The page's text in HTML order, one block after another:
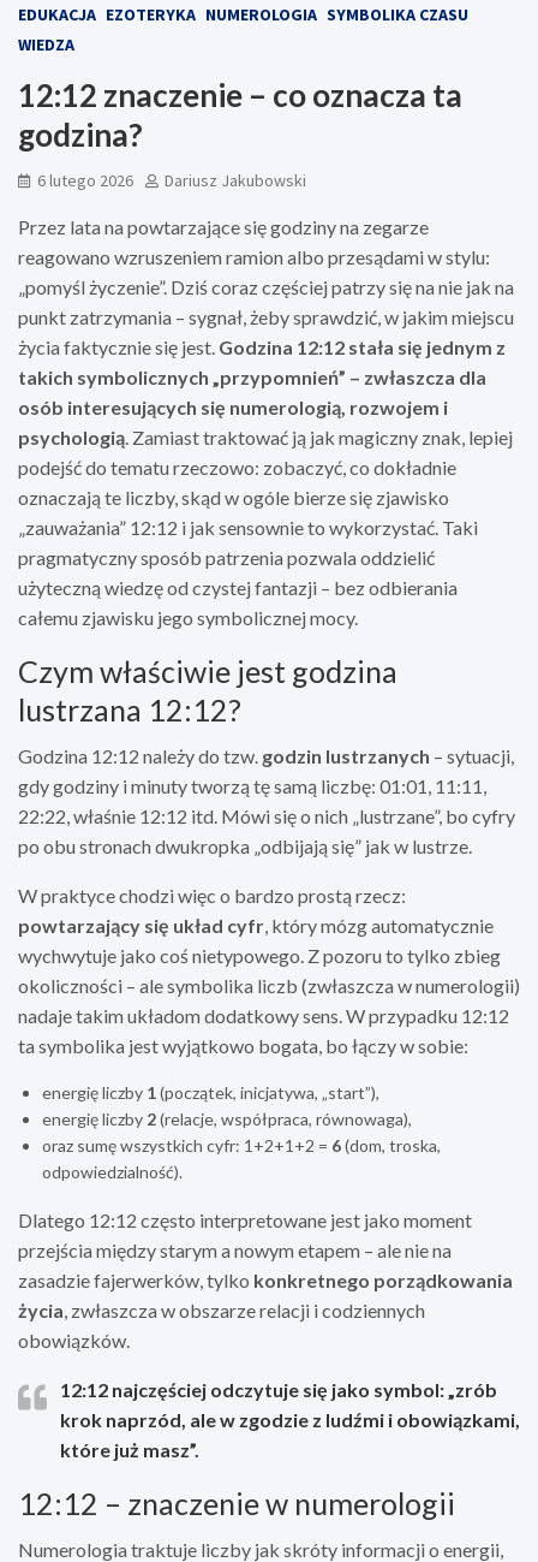
EDUKACJA EZOTERYKA NUMEROLOGIA SYMBOLIKA CZASU
WIEDZA
12:12 znaczenie – co oznacza ta
godzina?
6 lutego 2026 Dariusz Jakubowski
Przez lata na powtarzające się godziny na zegarze
reagowano wzruszeniem ramion albo przesądami w stylu:
„pomyśl życzenie”. Dziś coraz częściej patrzy się na nie jak na
punkt zatrzymania – sygnał, żeby sprawdzić, w jakim miejscu
życia faktycznie się jest. Godzina 12:12 stała się jednym z
takich symbolicznych „przypomnień” – zwłaszcza dla
osób interesujących się numerologią, rozwojem i
psychologią. Zamiast traktować ją jak magiczny znak, lepiej
podejść do tematu rzeczowo: zobaczyć, co dokładnie
oznaczają te liczby, skąd w ogóle bierze się zjawisko
„zauważania” 12:12 i jak sensownie to wykorzystać. Taki
pragmatyczny sposób patrzenia pozwala oddzielić
użyteczną wiedzę od czystej fantazji – bez odbierania
całemu zjawisku jego symbolicznej mocy.
Czym właściwie jest godzina
lustrzana 12:12?
Godzina 12:12 należy do tzw. godzin lustrzanych – sytuacji,
gdy godziny i minuty tworzą tę samą liczbę: 01:01, 11:11,
22:22, właśnie 12:12 itd. Mówi się o nich „lustrzane”, bo cyfry
po obu stronach dwukropka „odbijają się” jak w lustrze.
W praktyce chodzi więc o bardzo prostą rzecz:
powtarzający się układ cyfr, który mózg automatycznie
wychwytuje jako coś nietypowego. Z pozoru to tylko zbieg
okoliczności – ale symbolika liczb (zwłaszcza w numerologii)
nadaje takim układom dodatkowy sens. W przypadku 12:12
ta symbolika jest wyjątkowo bogata, bo łączy w sobie:
energię liczby 1(początek, inicjatywa, „start”),
energię liczby 2(relacje, współpraca, równowaga),
oraz sumę wszystkich cyfr: 1+2+1+2 = 6(dom, troska,
odpowiedzialność).
Dlatego 12:12 często interpretowane jest jako moment
przejścia między starym a nowym etapem – ale nie na
zasadzie fajerwerków, tylko konkretnego porządkowania
życia, zwłaszcza w obszarze relacji i codziennych
obowiązków.
12:12 najczęściej odczytuje się jako symbol: „zrób
krok naprzód, ale w zgodzie z ludźmi i obowiązkami,
które już masz”.
12:12 – znaczenie w numerologii
Numerologia traktuje liczby jak skróty informacji o energii,